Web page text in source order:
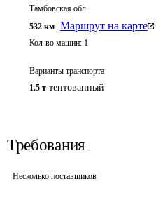
Тамбовская обл.
532 км Маршрут на карте
Кол-во машин: 1
Варианты транспорта
1.5 т тентованный
Требования
Несколько поставщиков